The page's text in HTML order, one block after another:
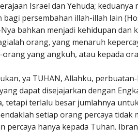
Israel dan Yehuda; keduanya
persembahan illah-illah lain
bahkan menjadi kehidupan dan
orang, yang menaruh
yang angkuh, atau kepada
ya TUHAN, Allahku,
dapat disejajarkan dengan
tetapi terlalu besar jumlahnya
setiap orang percaya tidak
percaya hanya kepada Tuhan.